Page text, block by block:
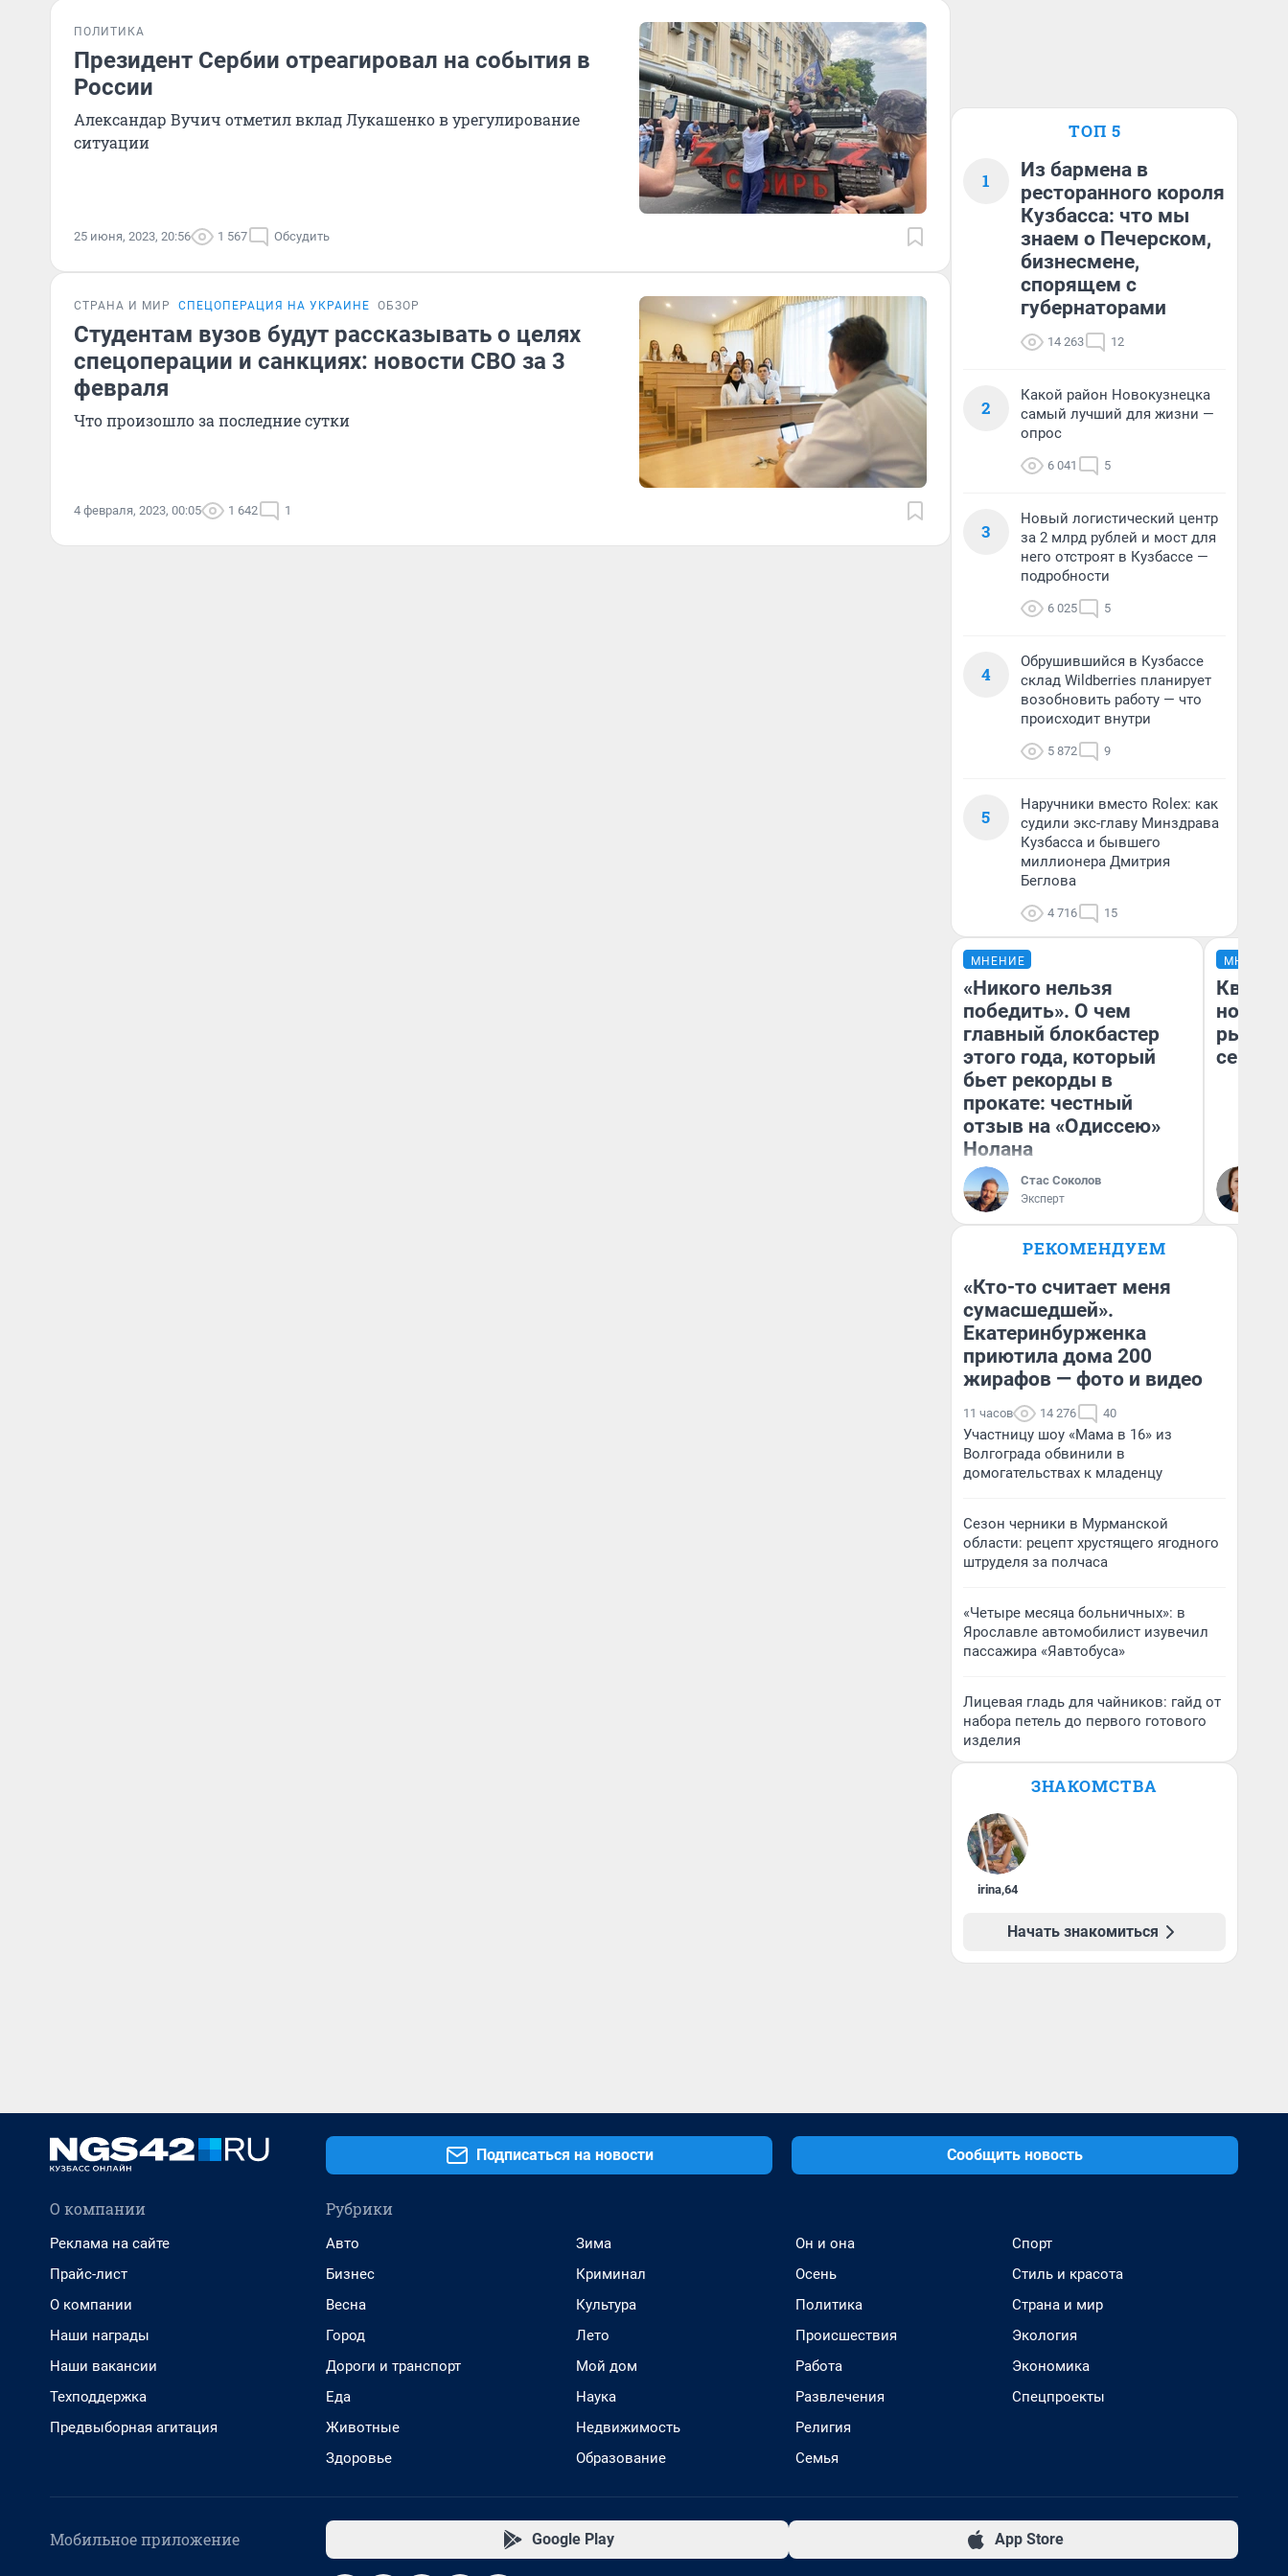
ПОЛИТИКА
Президент Сербии отреагировал на события в
России
Александар Вучич отметил вклад Лукашенко в урегулирование
ситуации
25 июня, 2023, 20:56 1 567 Обсудить
СТРАНА И МИР СПЕЦОПЕРАЦИЯ НА УКРАИНЕ ОБЗОР
Студентам вузов будут рассказывать о целях
спецоперации и санкциях: новости СВО за 3
февраля
Что произошло за последние сутки
4 февраля, 2023, 00:05 1 642 1
ТОП 5
1
Из бармена в
ресторанного короля
Кузбасса: что мы
знаем о Печерском,
бизнесмене,
спорящем с
губернаторами
14 263 12
2
Какой район Новокузнецка
самый лучший для жизни —
опрос
6 041 5
3
Новый логистический центр
за 2 млрд рублей и мост для
него отстроят в Кузбассе —
подробности
6 025 5
4
Обрушившийся в Кузбассе
склад Wildberries планирует
возобновить работу — что
происходит внутри
5 872 9
5
Наручники вместо Rolex: как
судили экс-главу Минздрава
Кузбасса и бывшего
миллионера Дмитрия
Беглова
4 716 15
МНЕНИЕ
«Никого нельзя
победить». О чем
главный блокбастер
этого года, который
бьет рекорды в
прокате: честный
отзыв на «Одиссею»
Нолана
Стас Соколов
Эксперт
МНЕНИЕ
но
рынок
РЕКОМЕНДУЕМ
«Кто-то считает меня
сумасшедшей».
Екатеринбурженка
приютила дома 200
жирафов — фото и видео
11 часов 14 276 40
Участницу шоу «Мама в 16» из
Волгограда обвинили в
домогательствах к младенцу
Сезон черники в Мурманской
области: рецепт хрустящего ягодного
штруделя за полчаса
«Четыре месяца больничных»: в
Ярославле автомобилист изувечил
пассажира «Яавтобуса»
Лицевая гладь для чайников: гайд от
набора петель до первого готового
изделия
ЗНАКОМСТВА
irina,64
Начать знакомиться
Подписаться на новости Сообщить новость
О компании
Реклама на сайте
Прайс-лист
О компании
Наши награды
Наши вакансии
Техподдержка
Предвыборная агитация
Рубрики
Авто
Бизнес
Весна
Город
Дороги и транспорт
Еда
Животные
Здоровье
Зима
Криминал
Культура
Лето
Мой дом
Наука
Недвижимость
Образование
Он и она
Осень
Политика
Происшествия
Работа
Развлечения
Религия
Семья
Спорт
Стиль и красота
Страна и мир
Экология
Экономика
Спецпроекты
Мобильное приложение Google Play App Store